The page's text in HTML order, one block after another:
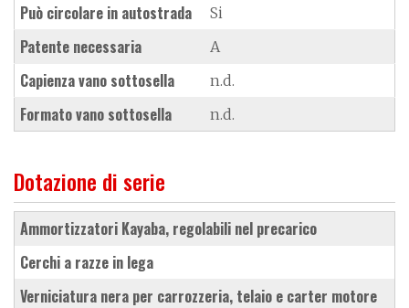
Può circolare in autostrada Si
Patente necessaria A
Capienza vano sottosella n.d.
Formato vano sottosella n.d.
Dotazione di serie
ammortizzatori Kayaba, regolabili nel precarico
cerchi a razze in lega
verniciatura nera per carrozzeria, telaio e carter motore